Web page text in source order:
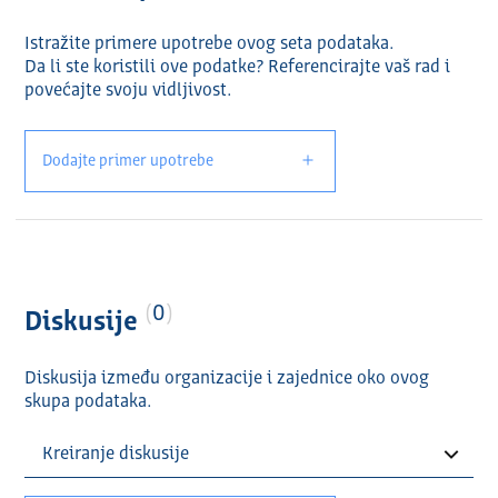
Istražite primere upotrebe ovog seta podataka.
Da li ste koristili ove podatke? Referencirajte vaš rad i
povećajte svoju vidlјivost.
Dodajte primer upotrebe
Diskusije 0
Diskusija između organizacije i zajednice oko ovog
skupa podataka.